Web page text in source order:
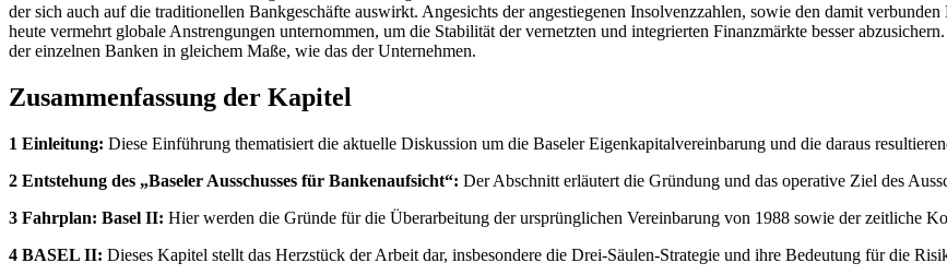
der sich auch auf die traditionellen Bankgeschäfte auswirkt. Angesichts der angestiegenen Insolvenzzahlen, sowie den damit
heute vermehrt globale Anstrengungen unternommen, um die Stabilität der vernetzten und integrierten Finanzmärkte besser
der einzelnen Banken in gleichem Maße, wie das der Unternehmen.
Zusammenfassung der Kapitel
1 Einleitung: Diese Einführung thematisiert die aktuelle Diskussion um die Baseler Eigenkapitalvereinbarung und die daraus
2 Entstehung des „Baseler Ausschusses für Bankenaufsicht“: Der Abschnitt erläutert die Gründung und das operative Ziel des
3 Fahrplan: Basel II: Hier werden die Gründe für die Überarbeitung der ursprünglichen Vereinbarung von 1988 sowie der zeitliche
4 BASEL II: Dieses Kapitel stellt das Herzstück der Arbeit dar, insbesondere die Drei-Säulen-Strategie und ihre Bedeutung für die